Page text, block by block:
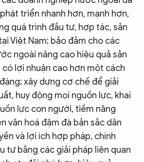
triển nhanh hơn, mạnh hơn,
quá trình đầu tư, hợp tác, sản
Việt Nam; bảo đảm cho các
ngoài nâng cao hiệu quả sản
có lợi nhuận cao hơn một cách
xây dựng cơ chế để giải
huy động mọi nguồn lực, khai
lực con người, tiềm năng
văn hoá đậm đà bản sắc dân
và lợi ích hợp pháp, chính
tư bằng các giải pháp liên quan